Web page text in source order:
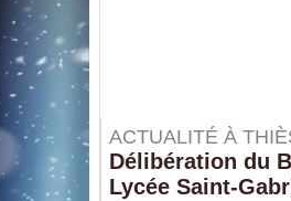
ACTUALITÉ À
Délibération du
Lycée Saint-